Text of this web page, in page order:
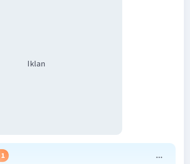
Iklan